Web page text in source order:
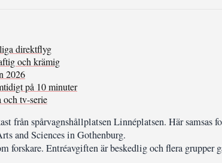
direktflyg
och krämig
2026
på 10 minuter
tv-serie
från spårvagnshållplatsen Linnéplatsen. Här
and Sciences in Gothenburg.
forskare. Entréavgiften är beskedlig och flera